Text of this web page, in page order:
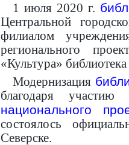
1 июля 2020 г.
Центральной
филиалом
регионального
«Культура»
Модернизация
благодаря
национального
состоялось
Северске.